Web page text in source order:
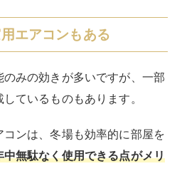
エアコンもある
みの効きが多いですが、一部
ているものもあります。
ンは、冬場も効率的に部屋を
中無駄なく使用できる点がメリ